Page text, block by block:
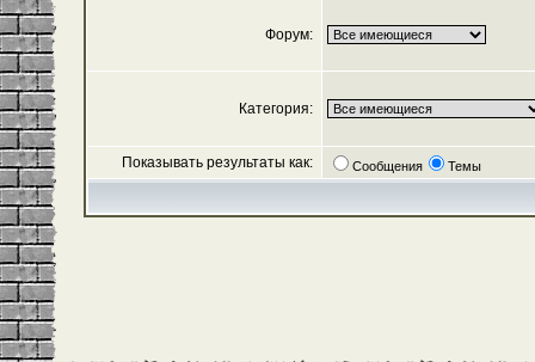
Форум:
Категория:
Показывать результаты как: Сообщения Темы